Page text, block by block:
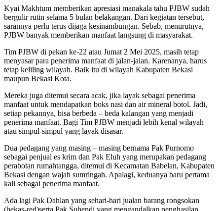
Kyai Makhtum memberikan apresiasi manakala tahu PJBW sudah
bergulir rutin selama 5 bulan belakangan. Dari kegiatan tersebut,
sarannya perlu terus dijaga kesinambungan. Sebab, menurutnya,
PJBW banyak memberikan manfaat langsung di masyarakat.
Tim PJBW di pekan ke-22 atau Jumat 2 Mei 2025, masih tetap
menyasar para penerima manfaat di jalan-jalan. Karenanya, harus
tetap keliling wilayah. Baik itu di wilayah Kabupaten Bekasi
maupun Bekasi Kota.
Mereka juga ditemui secara acak, jika layak sebagai penerima
manfaat untuk mendapatkan boks nasi dan air mineral botol. Jadi,
setiap pekannya, bisa berbeda – beda kalangan yang menjadi
penerima manfaat. Bagi Tim PJBW menjadi lebih kenal wilayah
atau simpul-simpul yang layak disasar.
Dua pedagang yang masing – masing bernama Pak Purnomo
sebagai penjual es krim dan Pak Eluh yang merupakan pedagang
perabotan rumahtangga, ditemui di Kecamatan Babelan, Kabupaten
Bekasi dengan wajah sumringah. Apalagi, keduanya baru pertama
kali sebagai penerima manfaat.
Ada lagi Pak Dahlan yang sehari-hari jualan barang rongsokan
(bekas-red)serta Pak Suhendi yang mengandalkan penghasilan